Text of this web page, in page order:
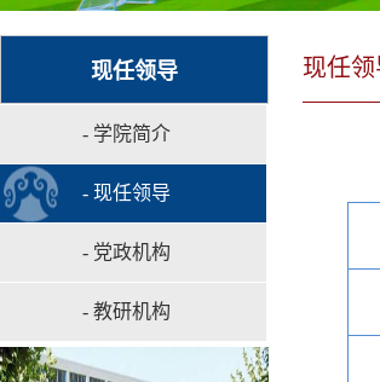
现任领导
- 学院简介
- 现任领导
- 党政机构
- 教研机构
现任领